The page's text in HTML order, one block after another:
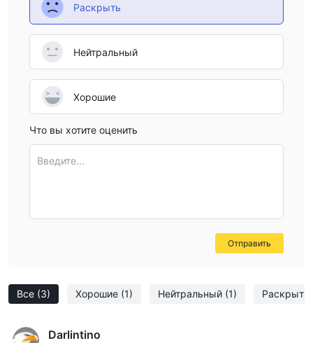
Все (3) Хорошие (1) Нейтральный (1) Раскрыть
Darlintino
Раскрыть
Нейтральный
Хорошие
Что вы хотите оценить
Введите...
Отправить